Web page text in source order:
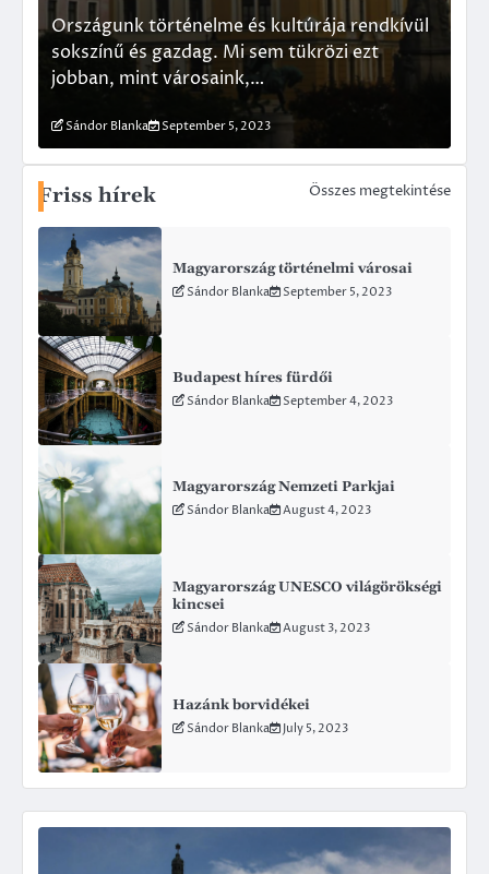
Friss hírek Összes megtekintése
Magyarország történelmi városai
Sándor Blanka September 5, 2023
Budapest híres fürdői
Sándor Blanka September 4, 2023
Magyarország Nemzeti Parkjai
Sándor Blanka August 4, 2023
Magyarország UNESCO világörökségi
kincsei
Sándor Blanka August 3, 2023
Hazánk borvidékei
Sándor Blanka July 5, 2023
Országunk történelme és kultúrája rendkívül
sokszínű és gazdag. Mi sem tükrözi ezt
jobban, mint városaink,…
Sándor Blanka September 5, 2023